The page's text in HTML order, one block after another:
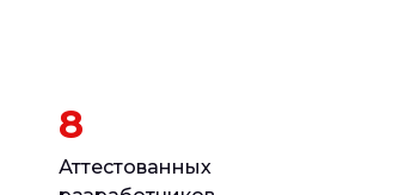
8
Аттестованных